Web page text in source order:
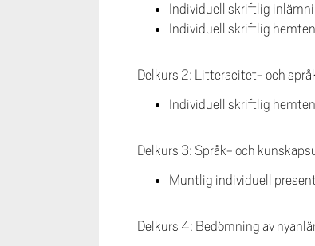
Individuell skriftlig
Individuell skriftlig
Delkurs 2: Litteracitet- och
Individuell skriftlig
Delkurs 3: Språk- och
Muntlig individuell
Delkurs 4: Bedömning av